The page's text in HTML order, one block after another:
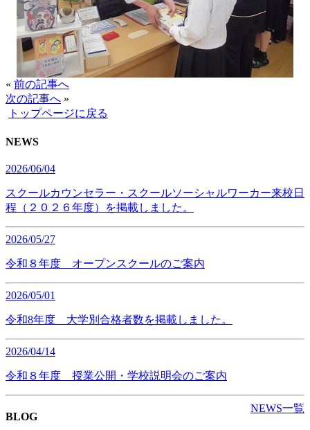
« 前の記事へ
次の記事へ »
トップページに戻る
NEWS
2026/06/04
スクールカウンセラー・スクールソーシャルワーカー来校日
程（２０２６年度）を掲載しました。
2026/05/27
令和８年度 オープンスクールのご案内
2026/05/01
令和8年度 大学別合格者数を掲載しました。
2026/04/14
令和８年度 授業公開・学校説明会のご案内
NEWS一覧
BLOG